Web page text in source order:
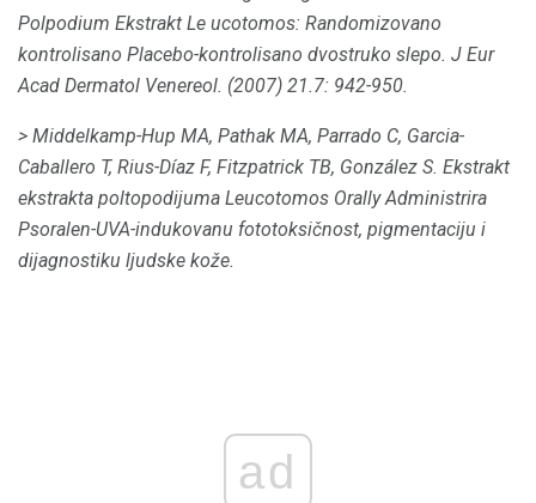
Polpodium Ekstrakt Le ucotomos: Randomizovano
kontrolisano Placebo-kontrolisano dvostruko slepo. J Eur
Acad Dermatol Venereol. (2007) 21.7: 942-950.
> Middelkamp-Hup MA, Pathak MA, Parrado C, Garcia-
Caballero T, Rius-Díaz F, Fitzpatrick TB, González S. Ekstrakt
ekstrakta poltopodijuma Leucotomos Orally Administrira
Psoralen-UVA-indukovanu fototoksičnost, pigmentaciju i
dijagnostiku ljudske kože.
ad